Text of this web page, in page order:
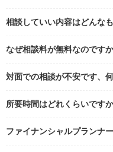
相談していい内容はどんな
なぜ相談料が無料なのです
対面での相談が不安です、
所要時間はどれくらいです
ファイナンシャルプランナ